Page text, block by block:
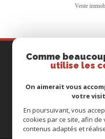
Vente
COORDONNÉES
01 46 999 888
Adresse 111, rue du
Comme
utilise les
On aimerait vous
votre
En poursuivant, vous
cookies par ce site, afin
contenus adaptés et